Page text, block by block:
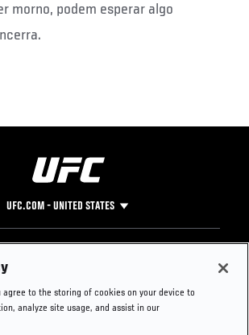
morno, podem esperar algo
UFC.COM - UNITED STATES
Instagram
Press
agree to the storing of cookies on your device to
analyze site usage, and assist in our